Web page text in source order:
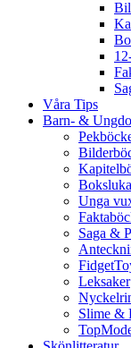
Våra Tips
Barn- &
Unga
Saga &
Leksaker
Slime &